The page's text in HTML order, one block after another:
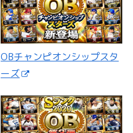
OBチャンピオンシップスタ
ーズ